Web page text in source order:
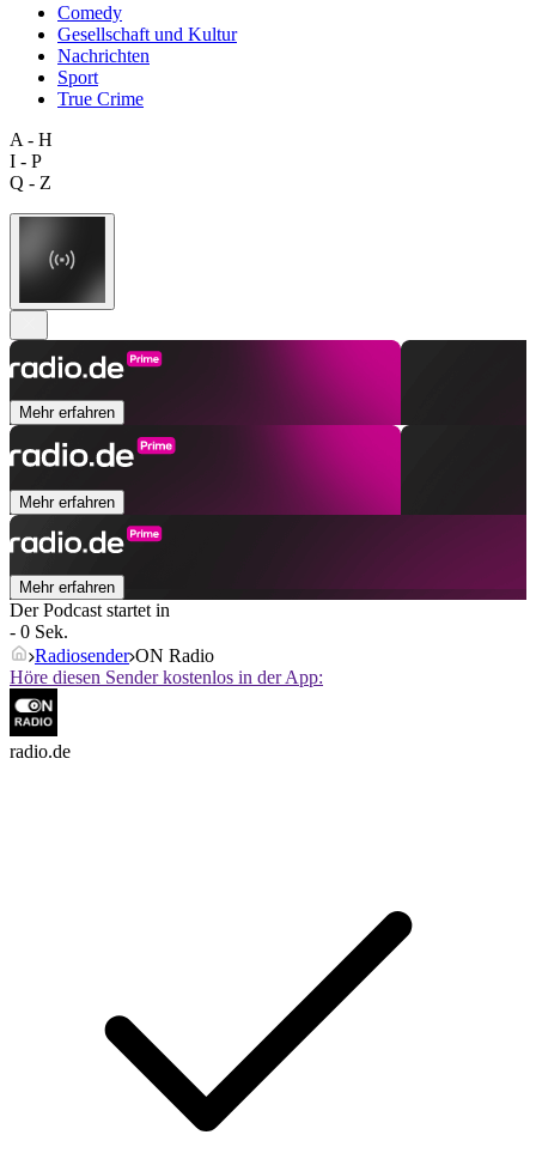
Comedy
Gesellschaft und Kultur
Nachrichten
Sport
True Crime
A - H
I - P
Q - Z
Mehr erfahren
Mehr erfahren
Mehr erfahren
Der Podcast startet in
- 0 Sek.
Radiosender ON Radio
Höre diesen Sender kostenlos in der App:
radio.de